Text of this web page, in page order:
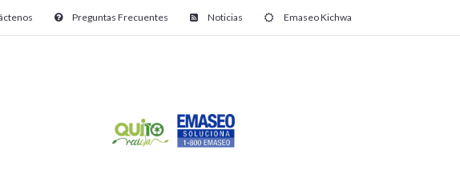
Preguntas Frecuentes Noticias Emaseo Kichwa